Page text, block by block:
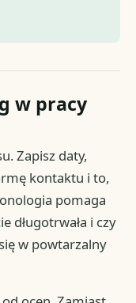
w pracy
Zapisz daty,
kontaktu i to,
pomaga
długotrwała i czy
w powtarzalny